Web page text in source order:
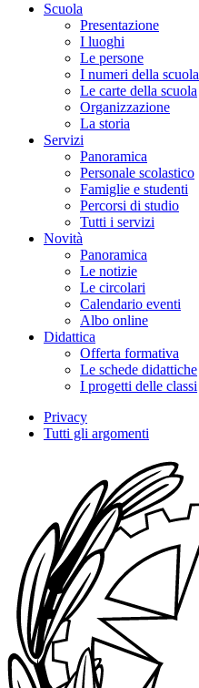
Scuola
Presentazione
I luoghi
Le persone
I numeri della scuola
Le carte della scuola
Organizzazione
La storia
Servizi
Panoramica
Personale scolastico
Famiglie e studenti
Percorsi di studio
Tutti i servizi
Novità
Panoramica
Le notizie
Le circolari
Calendario eventi
Albo online
Didattica
Offerta formativa
Le schede didattiche
I progetti delle classi
Privacy
Tutti gli argomenti